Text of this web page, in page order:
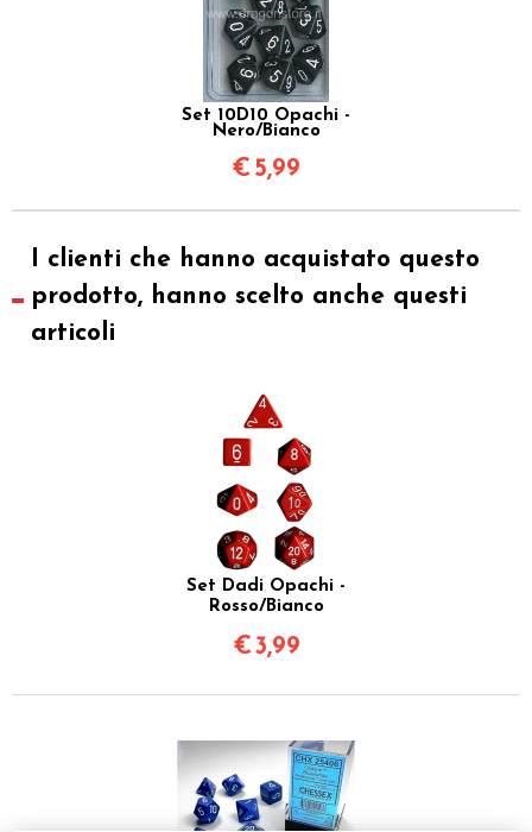
Set 10D10 Opachi -
Nero/Bianco
€ 5,99
I clienti che hanno acquistato questo
prodotto, hanno scelto anche questi
articoli
Set Dadi Opachi -
Rosso/Bianco
€3,99